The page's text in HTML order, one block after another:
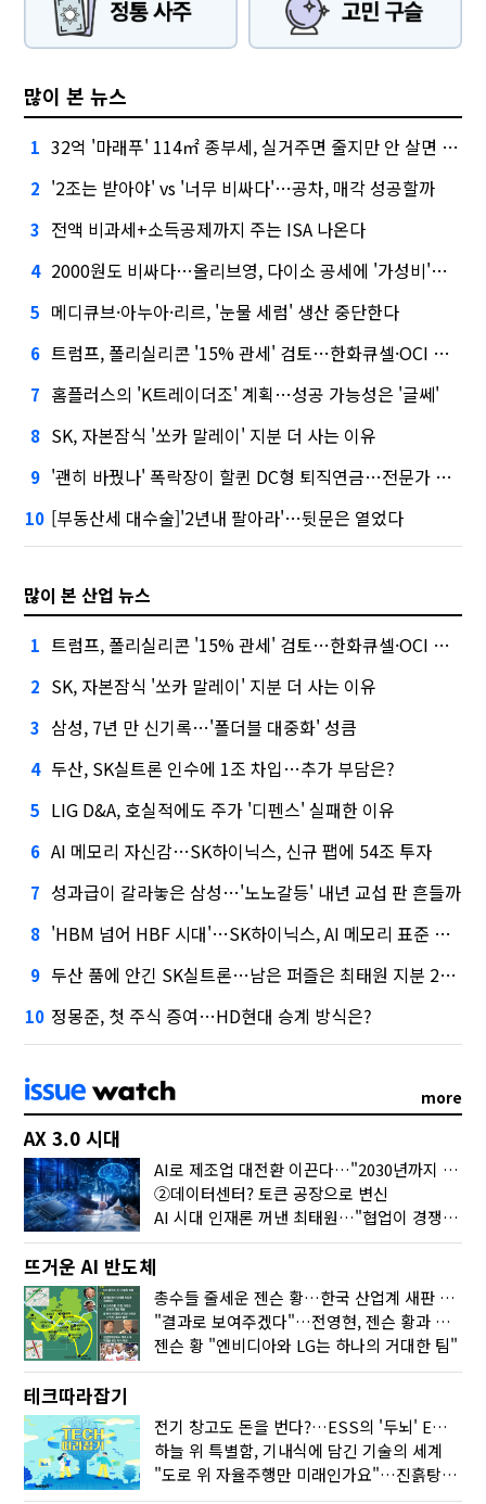
많이 본 뉴스
1 32억 '마래푸' 114㎡ 종부세, 실거주면 줄지만 안 살면 2.5배
2 '2조는 받아야' vs '너무 비싸다'…공차, 매각 성공할까
3 전액 비과세+소득공제까지 주는 ISA 나온다
4 2000원도 비싸다…올리브영, 다이소 공세에 '가성비'로 맞불
5 메디큐브·아누아·리르, '눈물 세럼' 생산 중단한다
6 트럼프, 폴리실리콘 '15% 관세' 검토…한화큐셀·OCI 영향은?
7 홈플러스의 'K트레이더조' 계획…성공 가능성은 '글쎄'
8 SK, 자본잠식 '쏘카 말레이' 지분 더 사는 이유
9 '괜히 바꿨나' 폭락장이 할퀸 DC형 퇴직연금…전문가 조언은
10 [부동산세 대수술]'2년내 팔아라'…뒷문은 열었다
많이 본 산업 뉴스
1 트럼프, 폴리실리콘 '15% 관세' 검토…한화큐셀·OCI 영향은?
2 SK, 자본잠식 '쏘카 말레이' 지분 더 사는 이유
3 삼성, 7년 만 신기록…'폴더블 대중화' 성큼
4 두산, SK실트론 인수에 1조 차입…추가 부담은?
5 LIG D&A, 호실적에도 주가 '디펜스' 실패한 이유
6 AI 메모리 자신감…SK하이닉스, 신규 팹에 54조 투자
7 성과급이 갈라놓은 삼성…'노노갈등' 내년 교섭 판 흔들까
8 'HBM 넘어 HBF 시대'…SK하이닉스, AI 메모리 표준 선점 나섰다
9 두산 품에 안긴 SK실트론…남은 퍼즐은 최태원 지분 29.4%
10 정몽준, 첫 주식 증여…HD현대 승계 방식은?
more
AX 3.0 시대
AI로 제조업 대전환 이끈다…"2030년까지 민관합동 20조 투자"
②데이터센터? 토큰 공장으로 변신
AI 시대 인재론 꺼낸 최태원…"협업이 경쟁력"
뜨거운 AI 반도체
총수들 줄세운 젠슨 황…한국 산업계 새판 짰다
"결과로 보여주겠다"…전영현, 젠슨 황과 HBM5 논의
젠슨 황 "엔비디아와 LG는 하나의 거대한 팀"
테크따라잡기
전기 창고도 돈을 번다?…ESS의 '두뇌' EMO가 뭐길래
하늘 위 특별함, 기내식에 담긴 기술의 세계
"도로 위 자율주행만 미래인가요"…진흙탕서 길 내는 HD현대 AI 기술